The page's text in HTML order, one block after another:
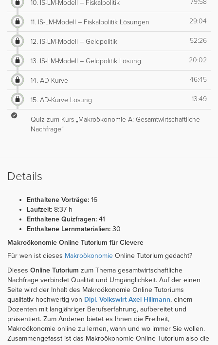
10. IS-LM-Modell – Fiskalpolitik
11. IS-LM-Modell – Fiskalpolitik Lösungen 29:04
12. IS-LM-Modell – Geldpolitik 52:26
13. IS-LM-Modell – Geldpolitik Lösung 20:02
14. AD-Kurve 46:45
15. AD-Kurve Lösung 13:49
Quiz zum Kurs „Makroökonomie A: Gesamtwirtschaftliche
Nachfrage“
Details
Enthaltene Vorträge: 16
Laufzeit: 8:37 h
Enthaltene Quizfragen: 41
Enthaltene Lernmaterialien: 30
Makroökonomie Online Tutorium für Clevere
Für wen ist dieses Makroökonomie Online Tutorium gedacht?
Dieses Online Tutorium zum Thema gesamtwirtschaftliche
Nachfrage verbindet Qualität und Umgänglichkeit. Auf der einen
Seite wird der Inhalt des Makroökonomie Online Tutoriums
qualitativ hochwertig von Dipl. Volkswirt Axel Hillmann, einem
Dozenten mit langjähriger Berufserfahrung, aufbereitet und
präsentiert. Zum Anderen bietet es Ihnen die Freiheit,
Makroökonomie online zu lernen, wann und wo immer Sie wollen.
Zusammengefasst ist das Makroökonomie Online Tutorium also die